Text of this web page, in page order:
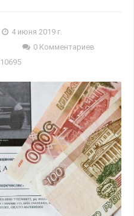
4 июня 2019 г.
0 Комментариев
10695